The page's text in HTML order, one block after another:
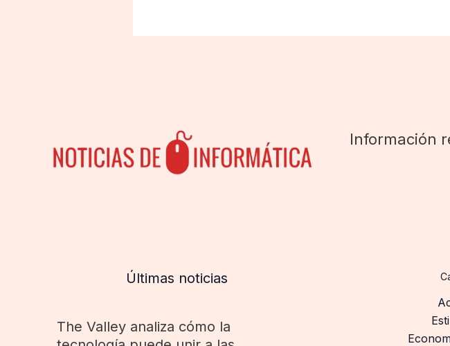
Información
Últimas noticias
The Valley analiza cómo la